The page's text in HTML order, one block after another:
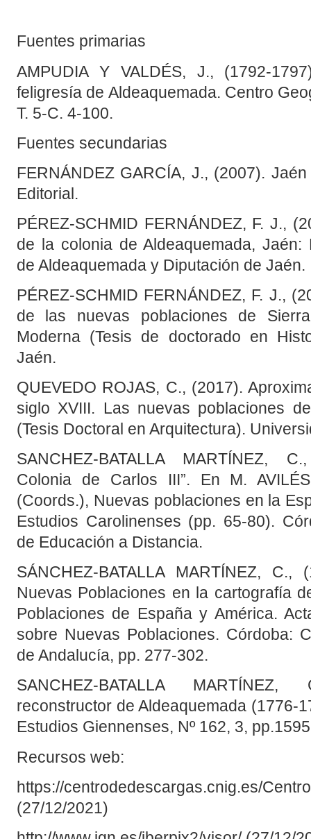
Fuentes primarias
AMPUDIA Y VALDÉS, J., (1792-
feligresía de Aldeaquemada. Centro
T. 5-C. 4-100.
Fuentes secundarias
FERNÁNDEZ GARCÍA, J., (2007).
Editorial.
PÉREZ-SCHMID FERNÁNDEZ, F. J.,
de la colonia de Aldeaquemada, Jaén:
de Aldeaquemada y Diputación de Jaén.
PÉREZ-SCHMID FERNÁNDEZ, F. J.,
de las nuevas poblaciones de
Moderna (Tesis de doctorado en
Jaén.
QUEVEDO ROJAS, C., (2017).
siglo XVIII. Las nuevas poblaciones
(Tesis Doctoral en Arquitectura).
SANCHEZ-BATALLA MARTÍNEZ,
Colonia de Carlos III”. En M.
(Coords.), Nuevas poblaciones en la
Estudios Carolinenses (pp. 65-80).
de Educación a Distancia.
SÁNCHEZ-BATALLA MARTÍNEZ,
Nuevas Poblaciones en la cartografía
Poblaciones de España y América.
sobre Nuevas Poblaciones. Córdoba:
de Andalucía, pp. 277-302.
SANCHEZ-BATALLA
reconstructor de Aldeaquemada (1776-
Estudios Giennenses, Nº 162, 3,
Recursos web:
https://centrodedescargas.cnig.es/
(27/12/2021)